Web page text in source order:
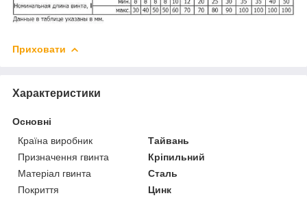
Приховати
Характеристики
Основні
Країна виробник
Тайвань
Призначення гвинта
Кріпильний
Матеріал гвинта
Сталь
Покриття
Цинк